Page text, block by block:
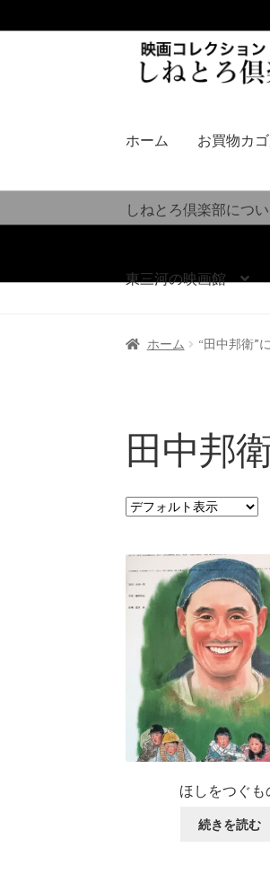
シ
へ
ス
ッ
ツ
キ
ッ
ホーム お買物カ
しねとろ倶楽部につ
東三河の映画館
ホーム “田中邦衛”
田中邦
ほしをつぐも
続きを読む